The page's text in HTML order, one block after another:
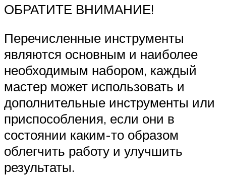
ОБРАТИТЕ ВНИМАНИЕ!
Перечисленные инструменты
являются основным и наиболее
необходимым набором, каждый
мастер может использовать и
дополнительные инструменты или
приспособления, если они в
состоянии каким-то образом
облегчить работу и улучшить
результаты.